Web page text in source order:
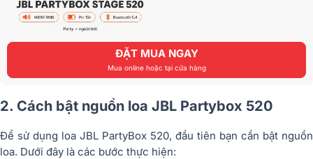
ĐẶT MUA NGAY
Mua online hoặc tại cửa hàng
2. Cách bật nguồn loa JBL Partybox 520
Để sử dụng loa JBL PartyBox 520, đầu tiên bạn cần bật nguồn
loa. Dưới đây là các bước thực hiện: